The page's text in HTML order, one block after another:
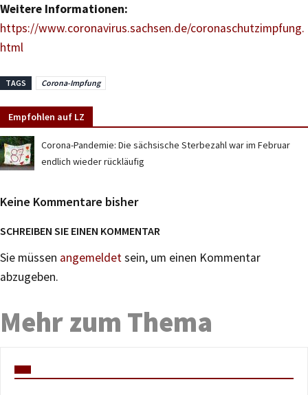
Weitere Informationen:
https://www.coronavirus.sachsen.de/coronaschutzimpfung.
html
TAGS Corona-Impfung
Empfohlen auf LZ
Corona-Pandemie: Die sächsische Sterbezahl war im Februar
endlich wieder rückläufig
Keine Kommentare bisher
SCHREIBEN SIE EINEN KOMMENTAR
Sie müssen angemeldetsein, um einen Kommentar
abzugeben.
Mehr zum Thema